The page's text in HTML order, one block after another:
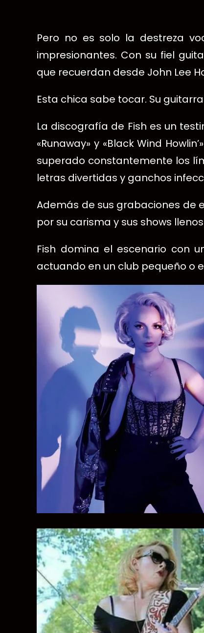
Pero no es solo la destreza
impresionantes. Con su fiel
que recuerdan desde John Lee
Esta chica sabe tocar. Su
La discografía de Fish es un
«Runaway» y «Black Wind
superado constantemente los
letras divertidas y ganchos
Además de sus grabaciones de
por su carisma y sus shows
Fish domina el escenario con
actuando en un club pequeño o